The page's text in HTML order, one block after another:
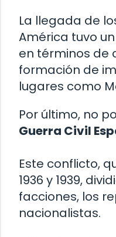
La llegada de
América tuvo
en términos de
formación de
lugares como
Por último, no
Guerra Civil
Este conflicto,
1936 y 1939,
facciones, los
nacionalistas.